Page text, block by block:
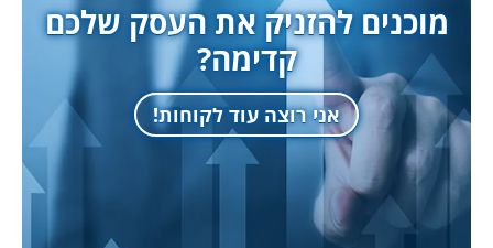
מוכנים להזניק את העסק שלכם
קדימה?
אני רוצה עוד לקוחות!